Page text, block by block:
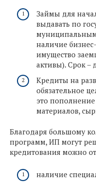
Займы для
выдавать по
муниципальным
наличие
имущество
активы). Срок –
Кредиты на
обязательное
это пополнение
материалов,
Благодаря большому
программ, ИП могут
кредитования можно
наличие